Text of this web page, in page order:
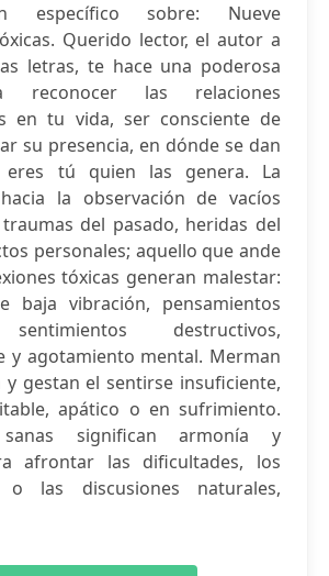
específico sobre: Nueve
Querido lector, el autor a
letras, te hace una poderosa
reconocer las relaciones
en tu vida, ser consciente de
su presencia, en dónde se dan
tú quien las genera. La
la observación de vacíos
del pasado, heridas del
personales; aquello que ande
tóxicas generan malestar:
baja vibración, pensamientos
destructivos,
y agotamiento mental. Merman
y gestan el sentirse insuficiente,
apático o en sufrimiento.
sanas significan armonía y
afrontar las dificultades, los
o las discusiones naturales,